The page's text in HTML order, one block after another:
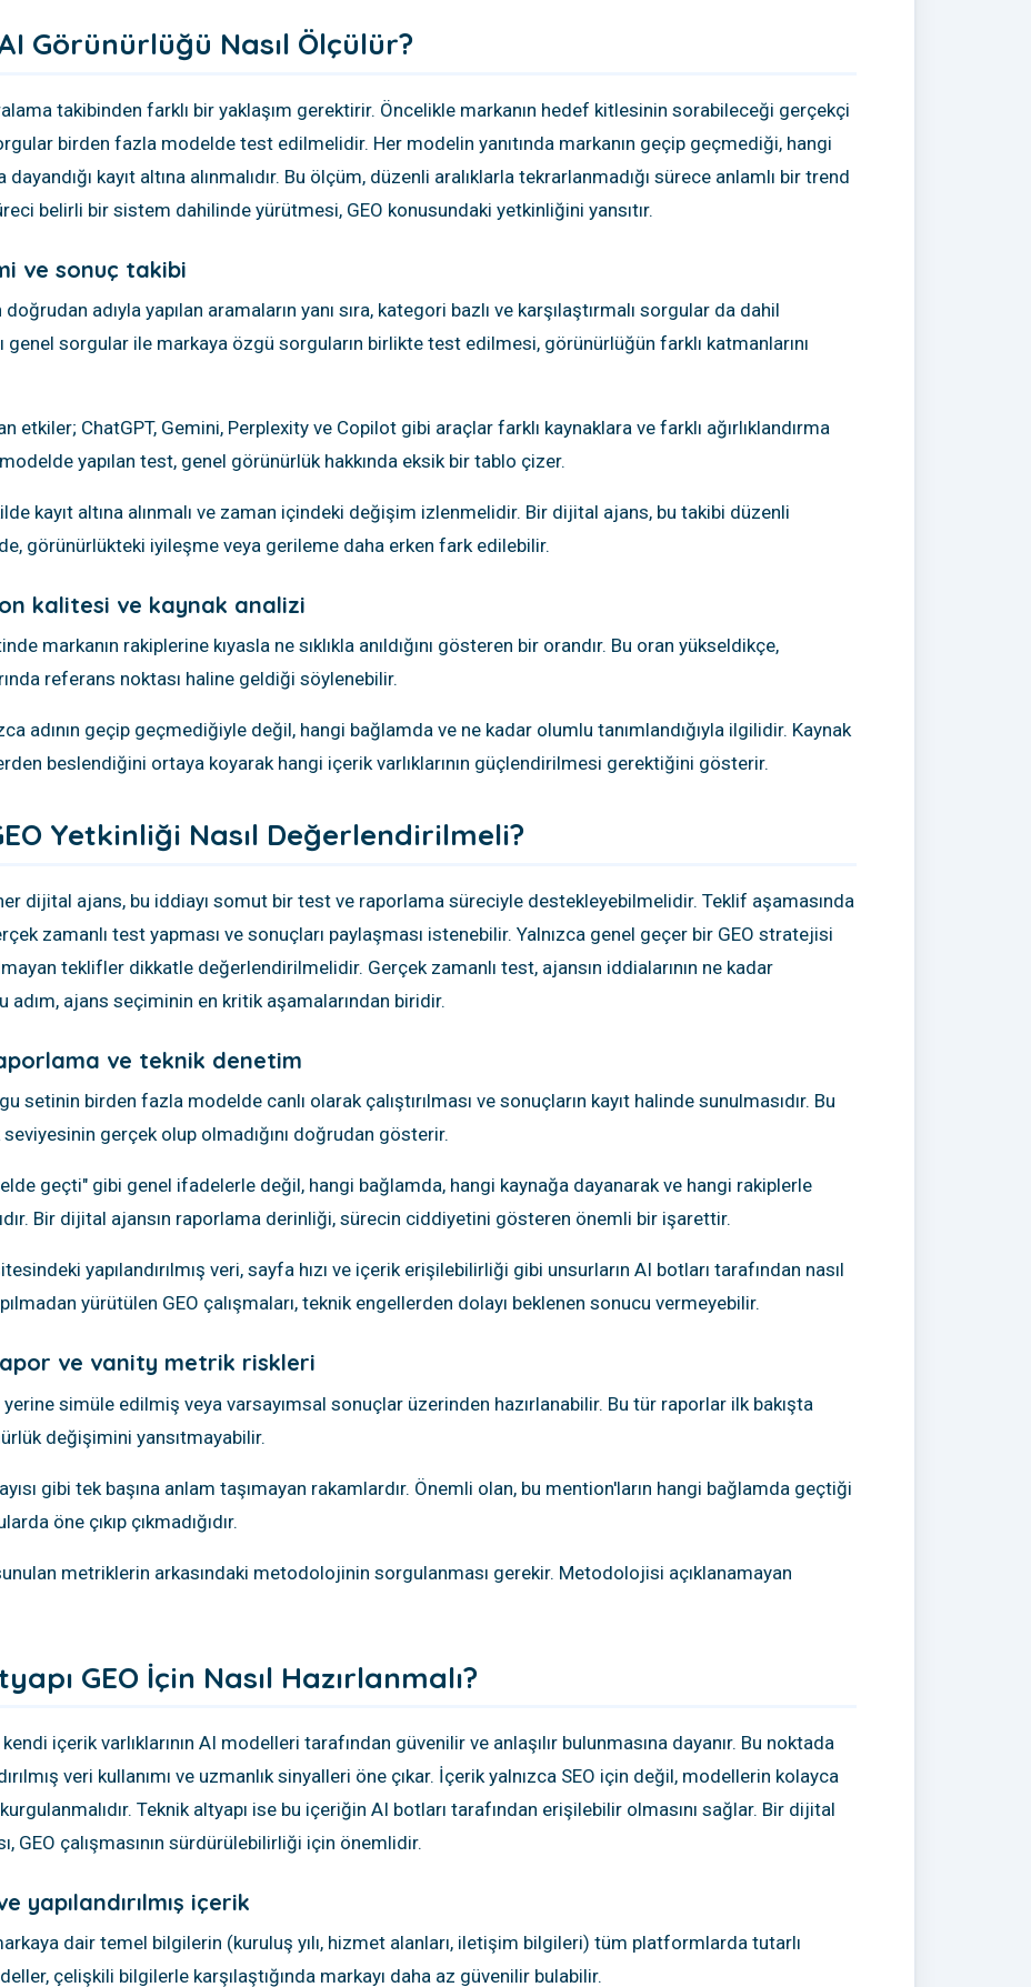
Görünürlüğü Nasıl Ölçülür?
takibinden farklı bir yaklaşım gerektirir. Öncelikle markanın hedef kitlesinin sorabileceği gerçekçi
birden fazla modelde test edilmelidir. Her modelin yanıtında markanın geçip geçmediği, hangi
kayıt altına alınmalıdır. Bu ölçüm, düzenli aralıklarla tekrarlanmadığı sürece anlamlı bir trend
belirli bir sistem dahilinde yürütmesi, GEO konusundaki yetkinliğini yansıtır.
ve sonuç takibi
adıyla yapılan aramaların yanı sıra, kategori bazlı ve karşılaştırmalı sorgular da dahil
sorgular ile markaya özgü sorguların birlikte test edilmesi, görünürlüğün farklı katmanlarını
etkiler; ChatGPT, Gemini, Perplexity ve Copilot gibi araçlar farklı kaynaklara ve farklı ağırlıklandırma
yapılan test, genel görünürlük hakkında eksik bir tablo çizer.
kayıt altına alınmalı ve zaman içindeki değişim izlenmelidir. Bir dijital ajans, bu takibi düzenli
görünürlükteki iyileşme veya gerileme daha erken fark edilebilir.
kalitesi ve kaynak analizi
markanın rakiplerine kıyasla ne sıklıkla anıldığını gösteren bir orandır. Bu oran yükseldikçe,
referans noktası haline geldiği söylenebilir.
adının geçip geçmediğiyle değil, hangi bağlamda ve ne kadar olumlu tanımlandığıyla ilgilidir. Kaynak
beslendiğini ortaya koyarak hangi içerik varlıklarının güçlendirilmesi gerektiğini gösterir.
Yetkinliği Nasıl Değerlendirilmeli?
dijital ajans, bu iddiayı somut bir test ve raporlama süreciyle destekleyebilmelidir. Teklif aşamasında
zamanlı test yapması ve sonuçları paylaşması istenebilir. Yalnızca genel geçer bir GEO stratejisi
teklifler dikkatle değerlendirilmelidir. Gerçek zamanlı test, ajansın iddialarının ne kadar
ajans seçiminin en kritik aşamalarından biridir.
ve teknik denetim
setinin birden fazla modelde canlı olarak çalıştırılması ve sonuçların kayıt halinde sunulmasıdır. Bu
gerçek olup olmadığını doğrudan gösterir.
geçti" gibi genel ifadelerle değil, hangi bağlamda, hangi kaynağa dayanarak ve hangi rakiplerle
Bir dijital ajansın raporlama derinliği, sürecin ciddiyetini gösteren önemli bir işarettir.
yapılandırılmış veri, sayfa hızı ve içerik erişilebilirliği gibi unsurların AI botları tarafından nasıl
yürütülen GEO çalışmaları, teknik engellerden dolayı beklenen sonucu vermeyebilir.
ve vanity metrik riskleri
simüle edilmiş veya varsayımsal sonuçlar üzerinden hazırlanabilir. Bu tür raporlar ilk bakışta
değişimini yansıtmayabilir.
gibi tek başına anlam taşımayan rakamlardır. Önemli olan, bu mention'ların hangi bağlamda geçtiği
öne çıkıp çıkmadığıdır.
metriklerin arkasındaki metodolojinin sorgulanması gerekir. Metodolojisi açıklanamayan
GEO İçin Nasıl Hazırlanmalı?
kendi içerik varlıklarının AI modelleri tarafından güvenilir ve anlaşılır bulunmasına dayanır. Bu noktada
veri kullanımı ve uzmanlık sinyalleri öne çıkar. İçerik yalnızca SEO için değil, modellerin kolayca
Teknik altyapı ise bu içeriğin AI botları tarafından erişilebilir olmasını sağlar. Bir dijital
GEO çalışmasının sürdürülebilirliği için önemlidir.
yapılandırılmış içerik
dair temel bilgilerin (kuruluş yılı, hizmet alanları, iletişim bilgileri) tüm platformlarda tutarlı
çelişkili bilgilerle karşılaştığında markayı daha az güvenilir bulabilir.